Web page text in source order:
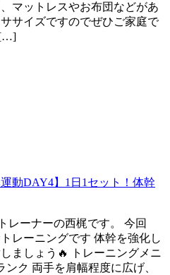
マットレスやお布団などがあ
サイズですのでぜひご家庭で
[…]
動DAY4】1日1セット！体幹
レーナーの西梶です。 今回
レーニングです 体幹を強化し
ましょう🔥 トレーニングメニ
ク 両手を肩幅程度に広げ、